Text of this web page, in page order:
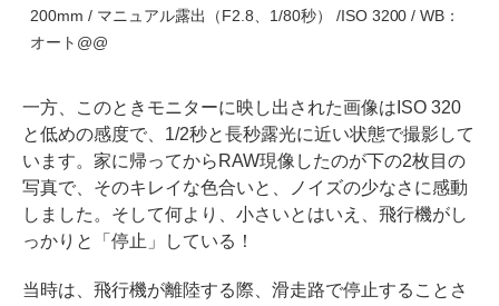
200mm / マニュアル露出（F2.8、1/80秒） /ISO 3200 / WB：
オート@@
一方、このときモニターに映し出された画像はISO 320
と低めの感度で、1/2秒と長秒露光に近い状態で撮影して
います。家に帰ってからRAW現像したのが下の2枚目の
写真で、そのキレイな色合いと、ノイズの少なさに感動
しました。そして何より、小さいとはいえ、飛行機がし
っかりと「停止」している！
当時は、飛行機が離陸する際、滑走路で停止することさ